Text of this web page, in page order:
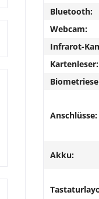
Bluetooth:
Webcam:
Infrarot-
Kartenleser:
Anschlüsse:
Akku: